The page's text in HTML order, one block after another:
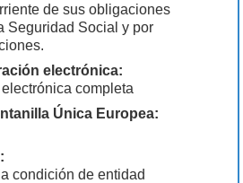
de sus obligaciones
Seguridad Social y por
electrónica:
completa
Única Europea:
condición de entidad